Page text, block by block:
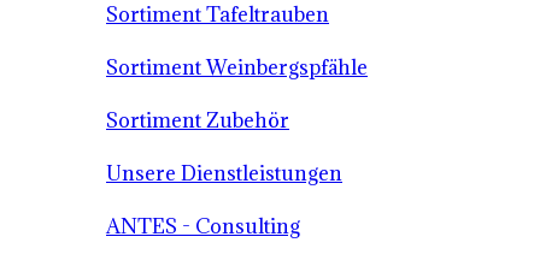
Sortiment Tafeltrauben
Sortiment Weinbergspfähle
Sortiment Zubehör
Unsere Dienstleistungen
ANTES - Consulting